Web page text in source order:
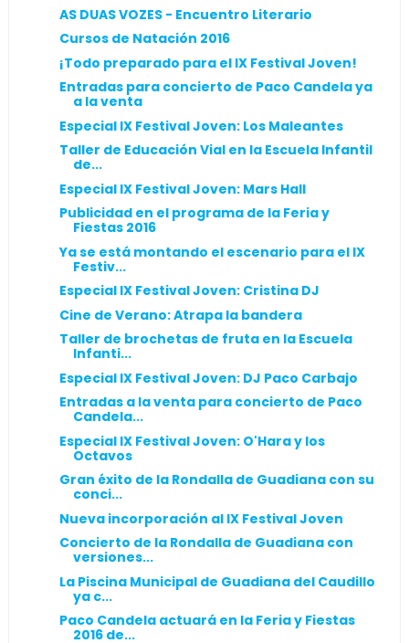
AS DUAS VOZES - Encuentro Literario
Cursos de Natación 2016
¡Todo preparado para el IX Festival Joven!
Entradas para concierto de Paco Candela ya
a la venta
Especial IX Festival Joven: Los Maleantes
Taller de Educación Vial en la Escuela Infantil
de...
Especial IX Festival Joven: Mars Hall
Publicidad en el programa de la Feria y
Fiestas 2016
Ya se está montando el escenario para el IX
Festiv...
Especial IX Festival Joven: Cristina DJ
Cine de Verano: Atrapa la bandera
Taller de brochetas de fruta en la Escuela
Infanti...
Especial IX Festival Joven: DJ Paco Carbajo
Entradas a la venta para concierto de Paco
Candela...
Especial IX Festival Joven: O'Hara y los
Octavos
Gran éxito de la Rondalla de Guadiana con su
conci...
Nueva incorporación al IX Festival Joven
Concierto de la Rondalla de Guadiana con
versiones...
La Piscina Municipal de Guadiana del Caudillo
ya c...
Paco Candela actuará en la Feria y Fiestas
2016 de...